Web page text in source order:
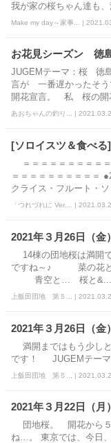
我が家の桜ちゃん達も、
Make my day～家事... |
お花見シーズン 徳
JUGEMテーマ：桜 徳
言が 一番遅かったそ
開花宣言。 私 桜の開
あおちゃんの釣り... |
[ソロイスツ＆食べる
＝＝＝＝＝＝＝＝＝
＝＝＝＝＝＝＝＝＝＝
クライス・フルート・
「つれづれに Ver.... |
2021年３月26日（金
14棟の団地桜は満
ですね～♪ 菜の花と
青空と… 桜と&...
上飯田団地 第５... |
2021年３月26日（金
満開まではもう少し
です！ JUGEMテーマ
上飯田団地 第５... |
2021年３月22日（月
団地桜。 開花から５
ね…。 東京では、今日